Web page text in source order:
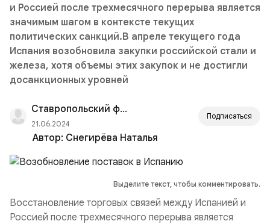
и Россией после трехмесячного перерыва является
значимым шагом в контексте текущих
политических санкций.В апреле текущего года
Испания возобновила закупки российской стали и
железа, хотя объемы этих закупок и не достигли
досанкционных уровней
Ставропольский филиал РАНХиГС
21.06.2024
Подписаться
Автор: Снегирёва Наталья
Выделите текст, чтобы комментировать.
Восстановление торговых связей между Испанией и
Россией после трехмесячного перерыва является